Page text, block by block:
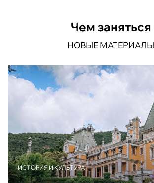
Чем заняться
НОВЫЕ МАТЕРИАЛЫ
ИСТОРИЯ И КУЛЬТУРА